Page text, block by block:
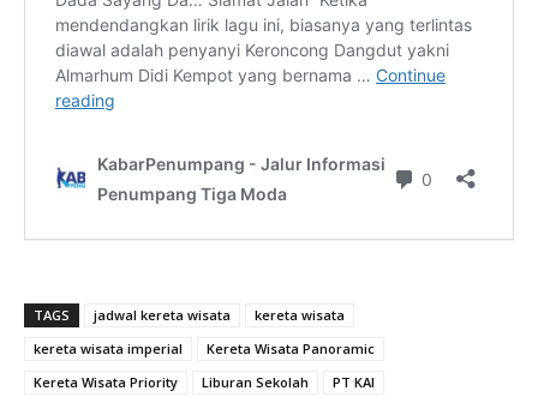
TAGS jadwal kereta wisata
kereta wisata
kereta wisata imperial
Kereta Wisata Panoramic
Kereta Wisata Priority
Liburan Sekolah PT KAI